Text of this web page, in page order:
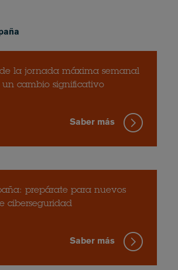
la jornada máxima semanal
un cambio significativo
Saber más
prepárate para nuevos
ciberseguridad
Saber más